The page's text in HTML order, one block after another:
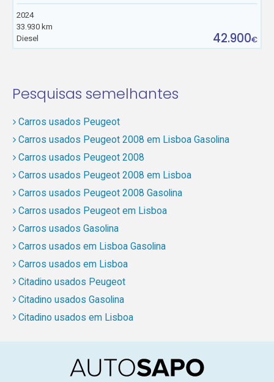
2024
33.930 km
Diesel
42.900€
Pesquisas semelhantes
Carros usados Peugeot
Carros usados Peugeot 2008 em Lisboa Gasolina
Carros usados Peugeot 2008
Carros usados Peugeot 2008 em Lisboa
Carros usados Peugeot 2008 Gasolina
Carros usados Peugeot em Lisboa
Carros usados Gasolina
Carros usados em Lisboa Gasolina
Carros usados em Lisboa
Citadino usados Peugeot
Citadino usados Gasolina
Citadino usados em Lisboa